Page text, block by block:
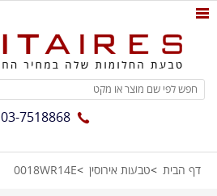
03-7518868
דף הבית טבעות אירוסין 0018WR14E